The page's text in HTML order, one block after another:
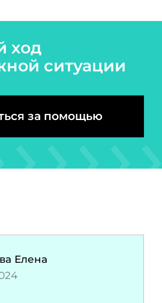
ход
ситуации
за помощью
Елена